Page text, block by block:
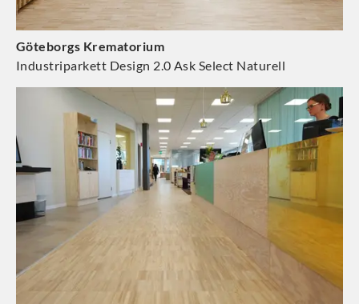
Göteborgs Krematorium
Industriparkett Design 2.0 Ask Select Naturell